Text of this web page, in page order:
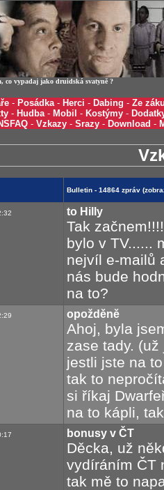
co vypadaj jako druidská svatyně ?
- Posádka- Herci - Dabing - Ze
- Hudba- Mobil - Kostýmy -
- Vzkazy - Srazy - Download -
Bulletin - 14864 zpráv
to Hilly
Tak
bylo v TV......
nejvíl e-mailů
nás bude
na to?
opožděně
Ahoj, byla
zase tady.
jestli jste na
tak to
si říkaj
na to kápli,
bonusy v ČT
Děcka, už
vydíráním ČT
tak mě to